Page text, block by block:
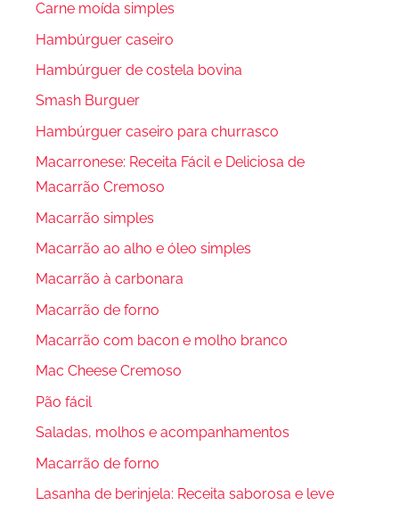
Carne moída simples
Hambúrguer caseiro
Hambúrguer de costela bovina
Smash Burguer
Hambúrguer caseiro para churrasco
Macarronese: Receita Fácil e Deliciosa de
Macarrão Cremoso
Macarrão simples
Macarrão ao alho e óleo simples
Macarrão à carbonara
Macarrão de forno
Macarrão com bacon e molho branco
Mac Cheese Cremoso
Pão fácil
Saladas, molhos e acompanhamentos
Macarrão de forno
Lasanha de berinjela: Receita saborosa e leve